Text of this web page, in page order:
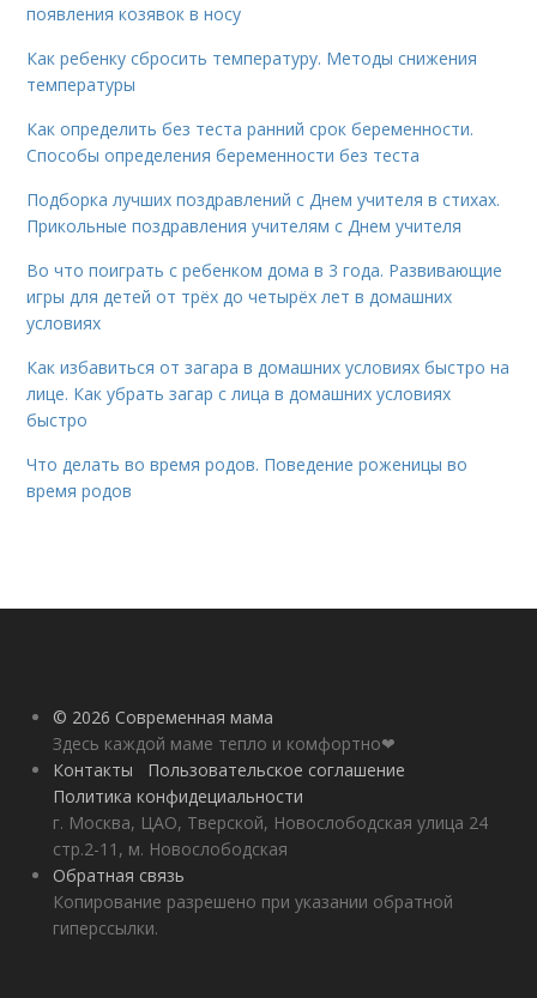
появления козявок в носу
Как ребенку сбросить температуру. Методы снижения
температуры
Как определить без теста ранний срок беременности.
Способы определения беременности без теста
Подборка лучших поздравлений с Днем учителя в стихах.
Прикольные поздравления учителям с Днем учителя
Во что поиграть с ребенком дома в 3 года. Развивающие
игры для детей от трёх до четырёх лет в домашних
условиях
Как избавиться от загара в домашних условиях быстро на
лице. Как убрать загар с лица в домашних условиях
быстро
Что делать во время родов. Поведение роженицы во
время родов
© 2026 Современная мама
Здесь каждой маме тепло и комфортно❤
Контакты
Пользовательское соглашение
Политика конфидециальности
г. Москва, ЦАО, Тверской, Новослободская улица 24
стр.2-11, м. Новослободская
Обратная связь
Копирование разрешено при указании обратной
гиперссылки.